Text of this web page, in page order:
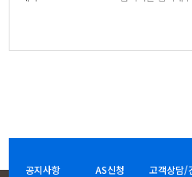
공지사항 AS신청 고객상담/